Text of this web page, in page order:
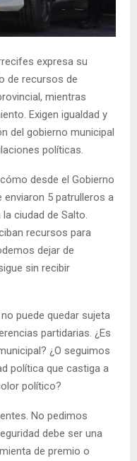
expresa su
de recursos de
mientras
Exigen igualdad y
del gobierno municipal
políticas.
desde el Gobierno
enviaron 5 patrulleros a
ciudad de Salto.
recursos para
dejar de
sin recibir
puede quedar sujeta
partidarias. ¿Es
¿O seguimos
política que castiga a
político?
No pedimos
debe ser una
de premio o